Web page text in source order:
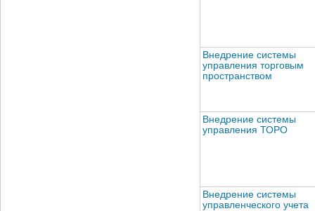
Внедрение системы
управления торговым
пространством
Внедрение системы
управления ТОРО
Внедрение системы
управленческого учета